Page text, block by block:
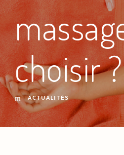
choisir ?
ACTUALITÉS